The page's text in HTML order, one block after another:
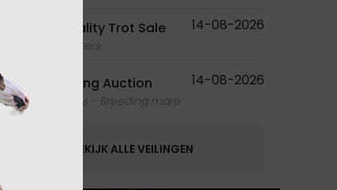
Ruislé Quality Trot Sale
foals - youngsters
14-08-2026
Equbreeding Auction
foals - embryos - Breeding mare
14-08-2026
BEKIJK ALLE VEILINGEN